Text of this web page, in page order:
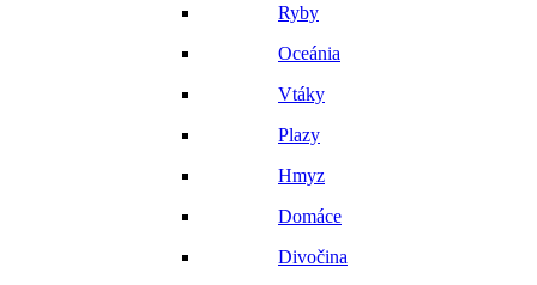
Ryby
Oceánia
Vtáky
Plazy
Hmyz
Domáce
Divočina